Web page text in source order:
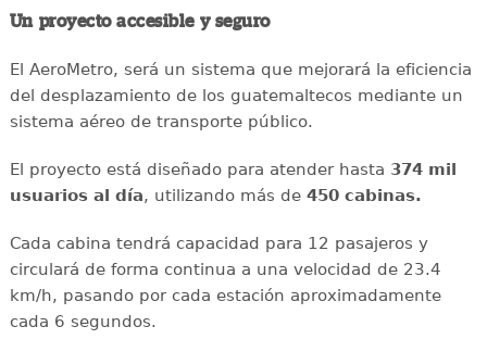
Un proyecto accesible y seguro
El AeroMetro, será un sistema que mejorará la eficiencia
del desplazamiento de los guatemaltecos mediante un
sistema aéreo de transporte público.
El proyecto está diseñado para atender hasta 374 mil
usuarios al día, utilizando más de 450 cabinas.
Cada cabina tendrá capacidad para 12 pasajeros y
circulará de forma continua a una velocidad de 23.4
km/h, pasando por cada estación aproximadamente
cada 6 segundos.